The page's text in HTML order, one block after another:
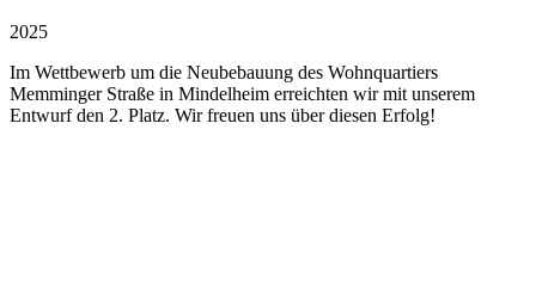
2025
Im Wettbewerb um die Neubebauung des Wohnquartiers
Memminger Straße in Mindelheim erreichten wir mit unserem
Entwurf den 2. Platz. Wir freuen uns über diesen Erfolg!